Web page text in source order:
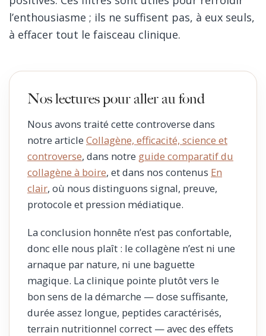
l’enthousiasme ; ils ne suffisent pas, à eux seuls,
à effacer tout le faisceau clinique.
Nos lectures pour aller au fond
Nous avons traité cette controverse dans
notre article Collagène, efficacité, science et
controverse, dans notre guide comparatif du
collagène à boire, et dans nos contenus En
clair, où nous distinguons signal, preuve,
protocole et pression médiatique.
La conclusion honnête n’est pas confortable,
donc elle nous plaît : le collagène n’est ni une
arnaque par nature, ni une baguette
magique. La clinique pointe plutôt vers le
bon sens de la démarche — dose suffisante,
durée assez longue, peptides caractérisés,
terrain nutritionnel correct — avec des effets